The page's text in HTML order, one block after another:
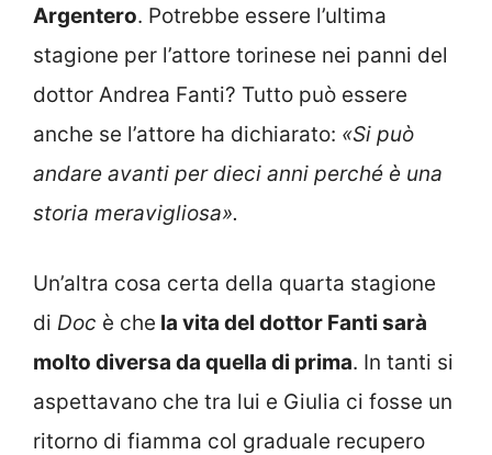
Argentero. Potrebbe essere l’ultima
stagione per l’attore torinese nei panni del
dottor Andrea Fanti? Tutto può essere
anche se l’attore ha dichiarato: «Si può
andare avanti per dieci anni perché è una
storia meravigliosa».
Un’altra cosa certa della quarta stagione
di Doc è che la vita del dottor Fanti sarà
molto diversa da quella di prima. In tanti si
aspettavano che tra lui e Giulia ci fosse un
ritorno di fiamma col graduale recupero